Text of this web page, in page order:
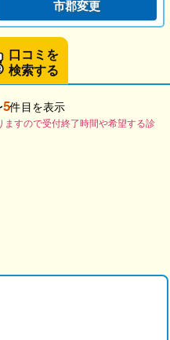
市郡変更
口コミを
検索する
5件目を表示
すので受付終了時間や希望する診